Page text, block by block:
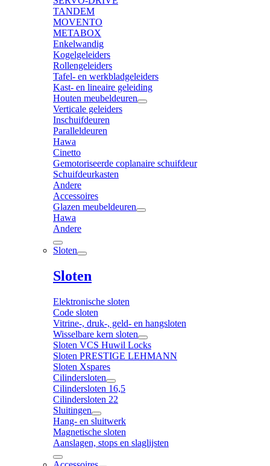
TANDEM
MOVENTO
METABOX
Enkelwandig
Kogelgeleiders
Rollengeleiders
Tafel- en werkbladgeleiders
Kast- en lineaire geleiding
Houten meubeldeuren
Verticale geleiders
Inschuifdeuren
Paralleldeuren
Hawa
Cinetto
Gemotoriseerde coplanaire schuifdeur
Schuifdeurkasten
Andere
Accessoires
Glazen meubeldeuren
Hawa
Andere
Sloten
Sloten
Elektronische sloten
Code sloten
Vitrine-, druk-, geld- en hangsloten
Wisselbare kern sloten
Sloten VCS Huwil Locks
Sloten PRESTIGE LEHMANN
Sloten Xspares
Cilindersloten
Cilindersloten 16,5
Cilindersloten 22
Sluitingen
Hang- en sluitwerk
Magnetische sloten
Aanslagen, stops en slaglijsten